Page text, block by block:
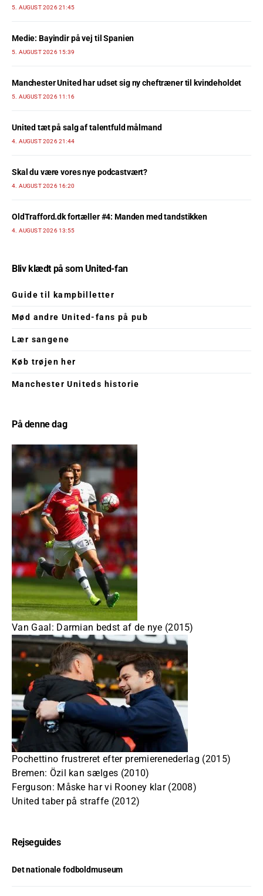
5. AUGUST 2026 21:45
Medie: Bayindir på vej til Spanien
5. AUGUST 2026 15:39
Manchester United har udset sig ny cheftræner til kvindeholdet
5. AUGUST 2026 11:16
United tæt på salg af talentfuld målmand
4. AUGUST 2026 21:44
Skal du være vores nye podcastvært?
4. AUGUST 2026 16:20
OldTrafford.dk fortæller #4: Manden med tandstikken
4. AUGUST 2026 13:55
Bliv klædt på som United-fan
Guide til kampbilletter
Mød andre United-fans på pub
Lær sangene
Køb trøjen her
Manchester Uniteds historie
På denne dag
Van Gaal: Darmian bedst af de nye (2015)
Pochettino frustreret efter premierenederlag (2015)
Bremen: Özil kan sælges (2010)
Ferguson: Måske har vi Rooney klar (2008)
United taber på straffe (2012)
Rejseguides
Det nationale fodboldmuseum